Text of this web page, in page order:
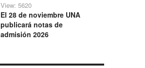
View: 5620
El 28 de noviembre UNA
publicará notas de
admisión 2026